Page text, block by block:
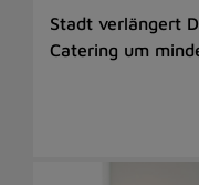
Stadt verlängert
Catering um